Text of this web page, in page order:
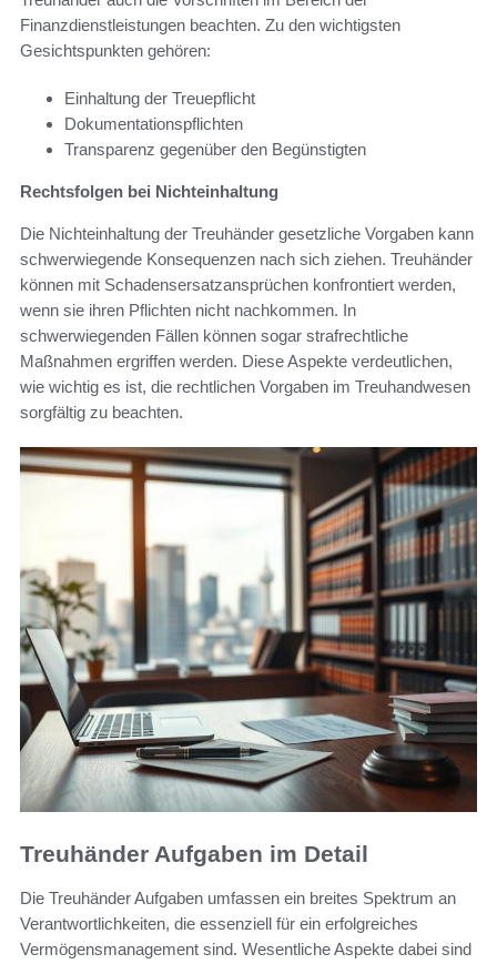
Finanzdienstleistungen beachten. Zu den wichtigsten
Gesichtspunkten gehören:
Einhaltung der Treuepflicht
Dokumentationspflichten
Transparenz gegenüber den Begünstigten
Rechtsfolgen bei Nichteinhaltung
Die Nichteinhaltung der Treuhänder gesetzliche Vorgaben kann
schwerwiegende Konsequenzen nach sich ziehen. Treuhänder
können mit Schadensersatzansprüchen konfrontiert werden,
wenn sie ihren Pflichten nicht nachkommen. In
schwerwiegenden Fällen können sogar strafrechtliche
Maßnahmen ergriffen werden. Diese Aspekte verdeutlichen,
wie wichtig es ist, die rechtlichen Vorgaben im Treuhandwesen
sorgfältig zu beachten.
Treuhänder Aufgaben im Detail
Die Treuhänder Aufgaben umfassen ein breites Spektrum an
Verantwortlichkeiten, die essenziell für ein erfolgreiches
Vermögensmanagement sind. Wesentliche Aspekte dabei sind